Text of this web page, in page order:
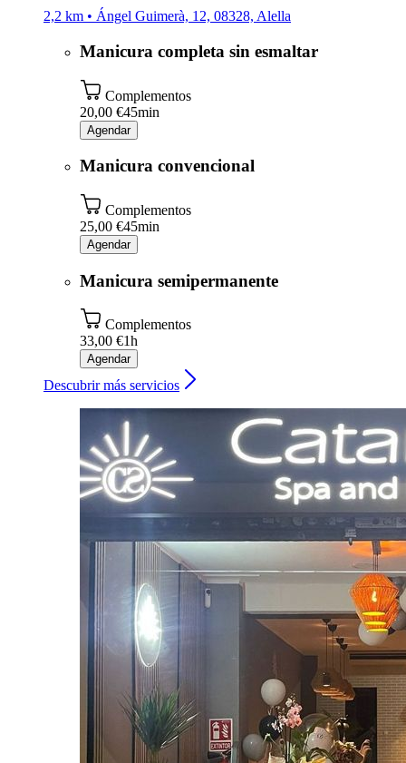
2,2 km • Ángel Guimerà, 12, 08328, Alella
Manicura completa sin esmaltar
Complementos
20,00 €45min
Agendar
Manicura convencional
Complementos
25,00 €45min
Agendar
Manicura semipermanente
Complementos
33,00 €1h
Agendar
Descubrir más servicios